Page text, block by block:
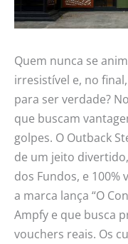
Quem nunca se
irresistível e, no
para ser verdade?
que buscam
golpes. O Outback
de um jeito
dos Fundos, e 100%
a marca lança “O
Ampfy e que busca
vouchers reais. Os